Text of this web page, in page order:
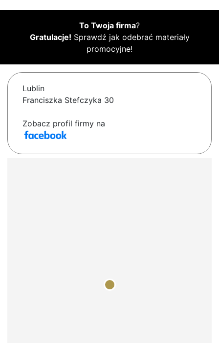
To Twoja firma?
Gratulacje! Sprawdź jak odebrać materiały
promocyjne!
Lublin
Franciszka Stefczyka 30
Zobacz profil firmy na